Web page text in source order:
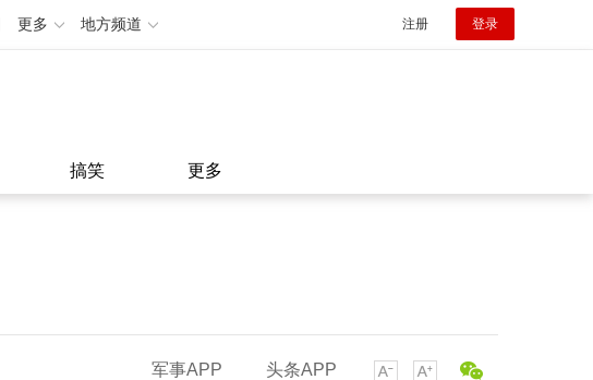
更多 地方频道 注册 登录
搞笑 更多
军事APP 头条APP